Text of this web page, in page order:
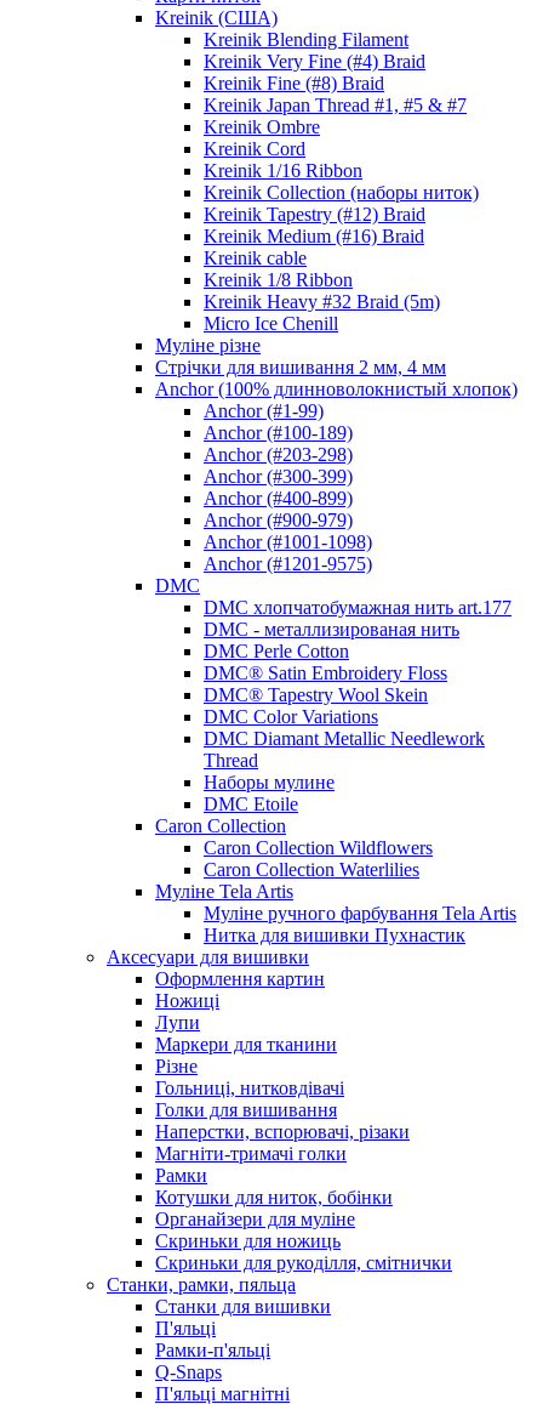
Kreinik (США)
Kreinik Blending Filament
Kreinik Very Fine (#4) Braid
Kreinik Fine (#8) Braid
Kreinik Japan Thread #1, #5 & #7
Kreinik Ombre
Kreinik Cord
Kreinik 1/16 Ribbon
Kreinik Collection (наборы ниток)
Kreinik Tapestry (#12) Braid
Kreinik Medium (#16) Braid
Kreinik cable
Kreinik 1/8 Ribbon
Kreinik Heavy #32 Braid (5m)
Micro Ice Chenill
Муліне різне
Стрічки для вишивання 2 мм, 4 мм
Anchor (100% длинноволокнистый хлопок)
Anchor (#1-99)
Anchor (#100-189)
Anchor (#203-298)
Anchor (#300-399)
Anchor (#400-899)
Anchor (#900-979)
Anchor (#1001-1098)
Anchor (#1201-9575)
DMC
DMC хлопчатобумажная нить art.177
DMC - металлизированая нить
DMC Perle Cotton
DMC® Satin Embroidery Floss
DMC® Tapestry Wool Skein
DMC Color Variations
DMC Diamant Metallic Needlework
Thread
Наборы мулине
DMC Etoile
Caron Collection
Caron Collection Wildflowers
Caron Collection Waterlilies
Муліне Tela Artis
Муліне ручного фарбування Tela Artis
Нитка для вишивки Пухнастик
Аксесуари для вишивки
Оформлення картин
Ножиці
Лупи
Маркери для тканини
Різне
Гольниці, нитковдівачі
Голки для вишивання
Наперстки, вспорювачі, різаки
Магніти-тримачі голки
Рамки
Котушки для ниток, бобінки
Органайзери для муліне
Скриньки для ножиць
Скриньки для рукоділля, смітнички
Станки, рамки, пяльца
Станки для вишивки
П'яльці
Рамки-п'яльці
Q-Snaps
П'яльці магнітні